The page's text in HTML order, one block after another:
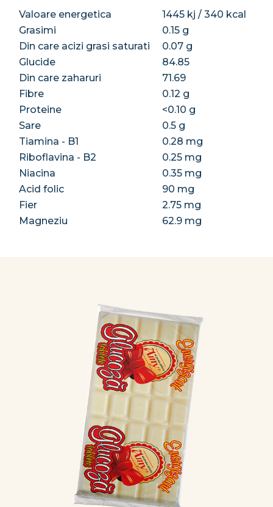
Valoare energetica
1445 kj / 340 kcal
Grasimi
0.15 g
Din care acizi grasi saturati
0.07 g
Glucide
84.85
Din care zaharuri
71.69
Fibre
0.12 g
Proteine
<0.10 g
Sare
0.5 g
Tiamina - B1
0.28 mg
Riboflavina - B2
0.25 mg
Niacina
0.35 mg
Acid folic
90 mg
Fier
2.75 mg
Magneziu
62.9 mg